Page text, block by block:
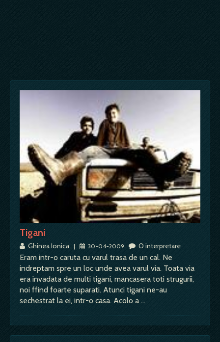
Tigani
Ghinea Ionica | 30-04-2009 O interpretare
Eram intr-o caruta cu varul trasa de un cal. Ne
indreptam spre un loc unde avea varul via. Toata via
era invadata de multi tigani, mancasera toti strugurii,
noi ffind foarte suparati. Atunci tigani ne-au
sechestrat la ei, intr-o casa. Acolo a …